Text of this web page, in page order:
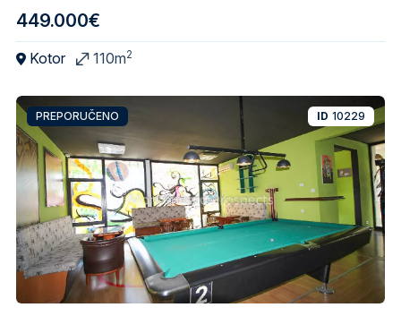
449.000€
Kotor 110m2
PREPORUČENO ID 10229